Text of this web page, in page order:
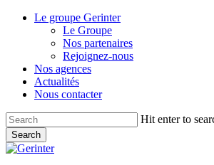
Skip
Le groupe Gerinter
Le Groupe
Nos partenaires
Rejoignez-nous
Nos agences
Actualités
Nous contacter
Hit enter to
Search
Close